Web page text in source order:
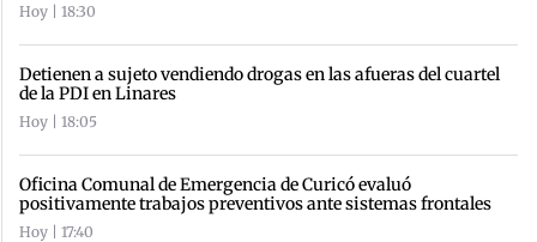
Hoy | 18:30
Detienen a sujeto vendiendo drogas en las afueras del cuartel
de la PDI en Linares
Hoy | 18:05
Oficina Comunal de Emergencia de Curicó evaluó
positivamente trabajos preventivos ante sistemas frontales
Hoy | 17:40